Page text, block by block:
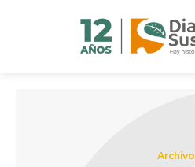
Archivo